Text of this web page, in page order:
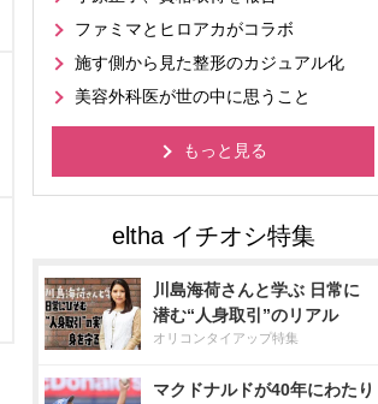
ファミマとヒロアカがコラボ
施す側から見た整形のカジュアル化
美容外科医が世の中に思うこと
もっと見る
川島海荷さんと学ぶ 日常に
潜む“人身取引”のリアル
オリコンタイアップ特集
マクドナルドが40年にわたり